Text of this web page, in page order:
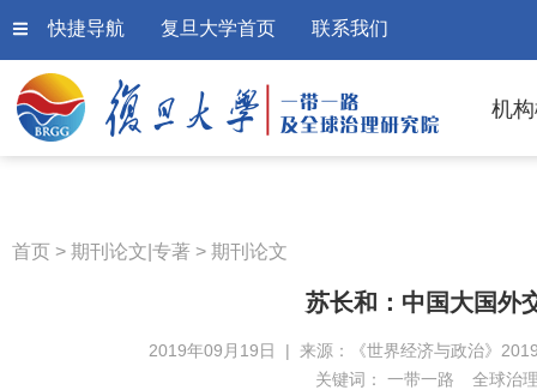
快捷导航 复旦大学首页 联系我们
机
首页 > 期刊论文|专著 > 期刊论文
苏长和：中国大国外
2019年09月19日 | 来源：《世界经济与政治》
关键词： 一带一路 全球治